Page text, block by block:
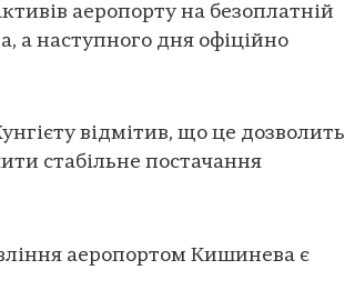
аеропорту на безоплатній
а наступного дня офіційно
відмітив, що це дозволить
стабільне постачання
аеропортом Кишинева є